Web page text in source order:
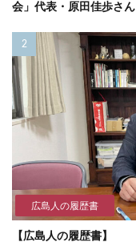
会」代表・原田佳歩さん
広島人の履歴書
【広島人の履歴書】